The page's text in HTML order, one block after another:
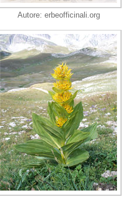
Autore: erbeofficinali.org